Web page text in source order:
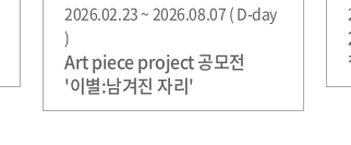
2026.02.23 ~ 2026.08.07 ( D-day
)
Art piece project 공모전
'이별:남겨진 자리'